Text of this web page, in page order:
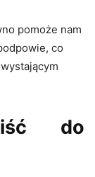
pomoże nam
co
do